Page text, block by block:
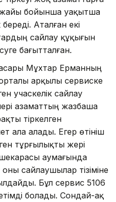
бойынша уақытша
Аталған екі
сайлау құқығын
бағытталған.
Мұхтар Ерманның
арқылы сервиске
учаскелік сайлау
азаматтың жазбаша
тіркелген
ала алады. Егер өтініш
тұрғылықты жері
шекарасы аумағында
сайлаушылар тізіміне
Бұл сервис 5106
болады. Сондай-ақ